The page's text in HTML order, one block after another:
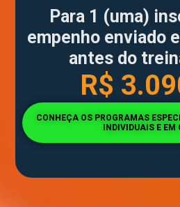
Para 1 (uma)
empenho enviado
antes do
R$
CONHEÇA OS PROGRAMAS
INDIVIDUAIS E EM